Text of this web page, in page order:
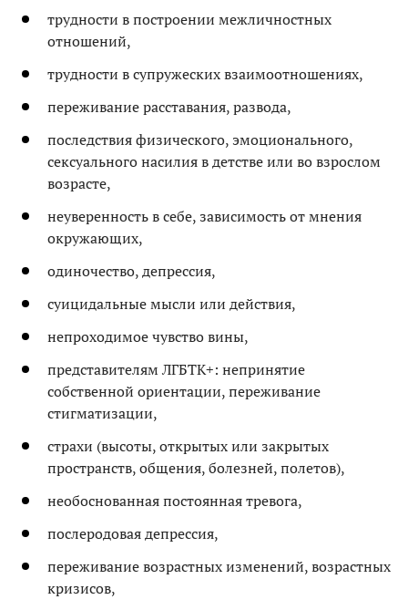
трудности в построении межличностных
отношений,
трудности в супружеских взаимоотношениях,
переживание расставания, развода,
последствия физического, эмоционального,
сексуального насилия в детстве или во взрослом
возрасте,
неуверенность в себе, зависимость от мнения
окружающих,
одиночество, депрессия,
суицидальные мысли или действия,
непроходимое чувство вины,
представителям ЛГБТК+: непринятие
собственной ориентации, переживание
стигматизации,
страхи (высоты, открытых или закрытых
пространств, общения, болезней, полетов),
необоснованная постоянная тревога,
послеродовая депрессия,
переживание возрастных изменений, возрастных
кризисов,